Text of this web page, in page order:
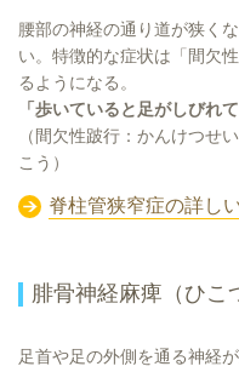
腰部の神経の通り道が狭く
い。特徴的な症状は「間欠
るようになる。
「歩いていると足がしびれ
（間欠性跛行：かんけつせ
こう）
脊柱管狭窄症の詳し
腓骨神経麻痺（ひこ
足首や足の外側を通る神経